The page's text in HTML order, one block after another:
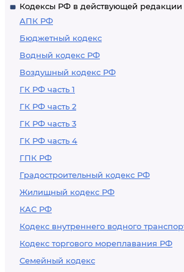
Кодексы РФ в действующей редакции
АПК РФ
Бюджетный кодекс
Водный кодекс РФ
Воздушный кодекс РФ
ГК РФ часть 1
ГК РФ часть 2
ГК РФ часть 3
ГК РФ часть 4
ГПК РФ
Градостроительный кодекс РФ
Жилищный кодекс РФ
КАС РФ
Кодекс внутреннего водного
Кодекс торгового мореплавания РФ
Семейный кодекс